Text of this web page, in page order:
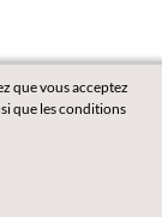
que vous acceptez
que les conditions